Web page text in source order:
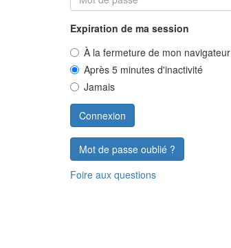
Expiration de ma session
À la fermeture de mon navigateur
Après 5 minutes d'inactivité
Jamais
Mot de passe oublié ?
Foire aux questions